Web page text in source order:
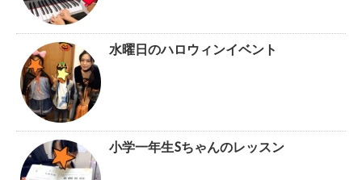
水曜日のハロウィンイベント
小学一年生Sちゃんのレッスン